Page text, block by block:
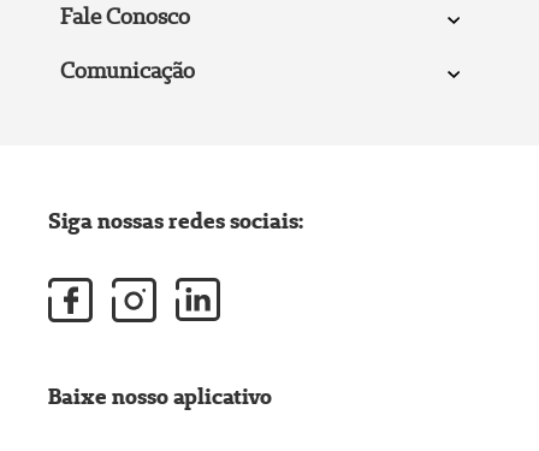
Fale Conosco
Comunicação
Siga nossas redes sociais:
Baixe nosso aplicativo